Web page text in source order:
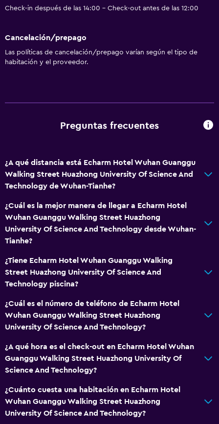
Check-in después de las 14:00 - Check-out antes de las 12:00
Cancelación/prepago
Las políticas de cancelación/prepago varían según el tipo de
habitación y el proveedor.
Preguntas frecuentes
¿A qué distancia está Echarm Hotel Wuhan Guanggu
Walking Street Huazhong University Of Science And
Technology de Wuhan-Tianhe?
¿Cuál es la mejor manera de llegar a Echarm Hotel
Wuhan Guanggu Walking Street Huazhong
University Of Science And Technology desde Wuhan-
Tianhe?
¿Tiene Echarm Hotel Wuhan Guanggu Walking
Street Huazhong University Of Science And
Technology piscina?
¿Cuál es el número de teléfono de Echarm Hotel
Wuhan Guanggu Walking Street Huazhong
University Of Science And Technology?
¿A qué hora es el check-out en Echarm Hotel Wuhan
Guanggu Walking Street Huazhong University Of
Science And Technology?
¿Cuánto cuesta una habitación en Echarm Hotel
Wuhan Guanggu Walking Street Huazhong
University Of Science And Technology?